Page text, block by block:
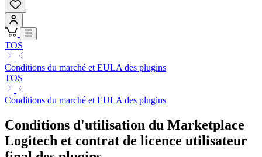
TOS
Conditions du marché et EULA des plugins
TOS
Conditions du marché et EULA des plugins
Conditions d'utilisation du Marketplace
Logitech et contrat de licence utilisateur